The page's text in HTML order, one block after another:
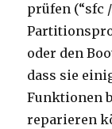
prüfen (“sfc
oder den
dass sie
Funktionen
reparieren